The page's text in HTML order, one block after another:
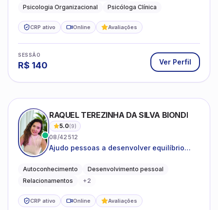
Psicologia Organizacional
Psicóloga Clínica
CRP ativo Online Avaliações
SESSÃO
R$ 140 Ver Perfil
RAQUEL TEREZINHA DA SILVA BIONDI
5.0(9)
08/42512
Ajudo pessoas a desenvolver equilíbrio
Autoconhecimento
Desenvolvimento pessoal
Relacionamentos
+2
CRP ativo Online Avaliações